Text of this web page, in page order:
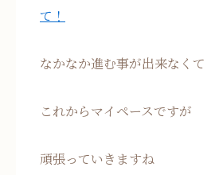
て！
なかなか進む事が出来なくて
これからマイペースですが
頑張っていきますね